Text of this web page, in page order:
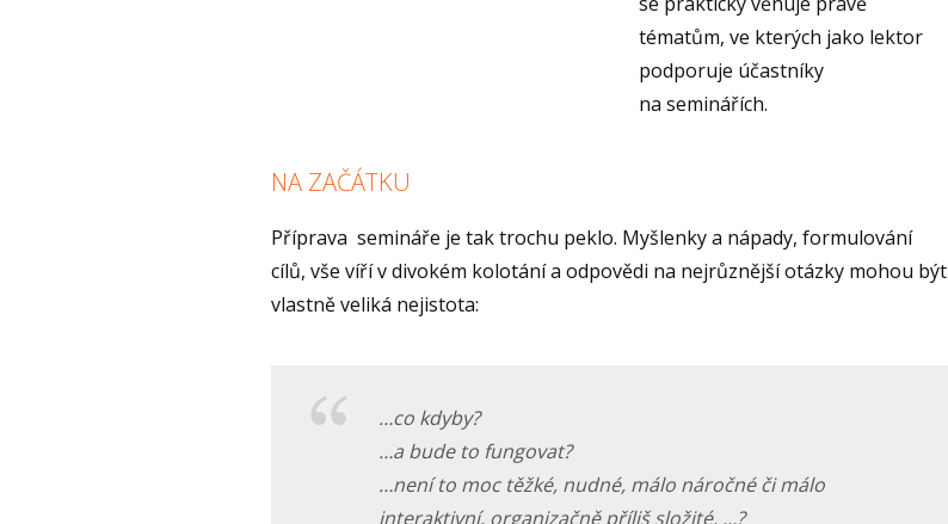
tématům, ve kterých jako lektor
podporuje účastníky
na seminářích.
NA ZAČÁTKU
Příprava semináře je tak trochu peklo. Myšlenky a nápady, formulování
cílů, vše víří v divokém kolotání a odpovědi na nejrůznější otázky mohou být
vlastně veliká nejistota:
…co kdyby?
…a bude to fungovat?
…není to moc těžké, nudné, málo náročné či málo
interaktivní, organizačně příliš složité, …?